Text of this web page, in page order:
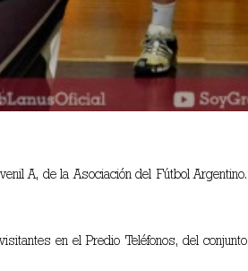
A, de la Asociación del Fútbol Argentino.
en el Predio Teléfonos, del conjunto